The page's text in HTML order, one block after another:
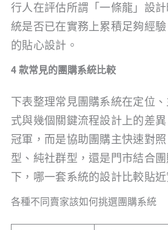
行人在評估所謂「一條龍」設
統是否已在實務上累積足夠經
的貼心設計。
4 款常見的團購系統比較
下表整理常見團購系統在定位
式與幾個關鍵流程設計上的差
冠軍，而是協助團購主快速對
型、純社群型，還是門市結合
下，哪一套系統的設計比較貼近
各種不同賣家該如何挑選團購系統